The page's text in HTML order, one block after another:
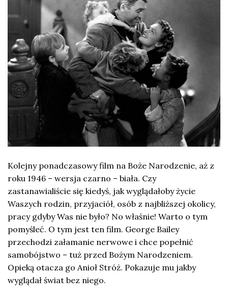
Kolejny ponadczasowy film na Boże Narodzenie, aż z
roku 1946 – wersja czarno – biała. Czy
zastanawialiście się kiedyś, jak wyglądałoby życie
Waszych rodzin, przyjaciół, osób z najbliższej okolicy,
pracy gdyby Was nie było? No właśnie! Warto o tym
pomyśleć. O tym jest ten film. George Bailey
przechodzi załamanie nerwowe i chce popełnić
samobójstwo – tuż przed Bożym Narodzeniem.
Opieką otacza go Anioł Stróż. Pokazuje mu jakby
wyglądał świat bez niego.